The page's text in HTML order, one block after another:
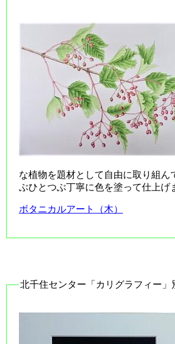
な植物を題材として自由に取り組ん
ぶひとつぶ丁寧に色を塗って仕上げ
ボタニカルアート（木）
北千住センター「カリグラフィー」